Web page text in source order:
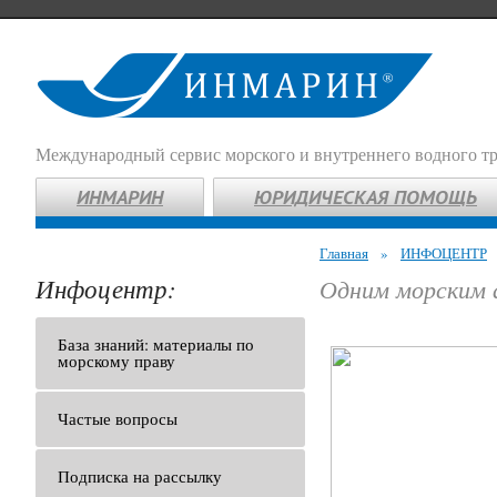
Международный сервис морского и внутреннего водного
ИНМАРИН ЮРИДИЧЕСКАЯ ПОМОЩЬ
Инфоцентр:
База знаний: материалы по
морскому праву
Частые вопросы
Подписка на рассылку
Главная » ИНФОЦЕНТР
Одним морским